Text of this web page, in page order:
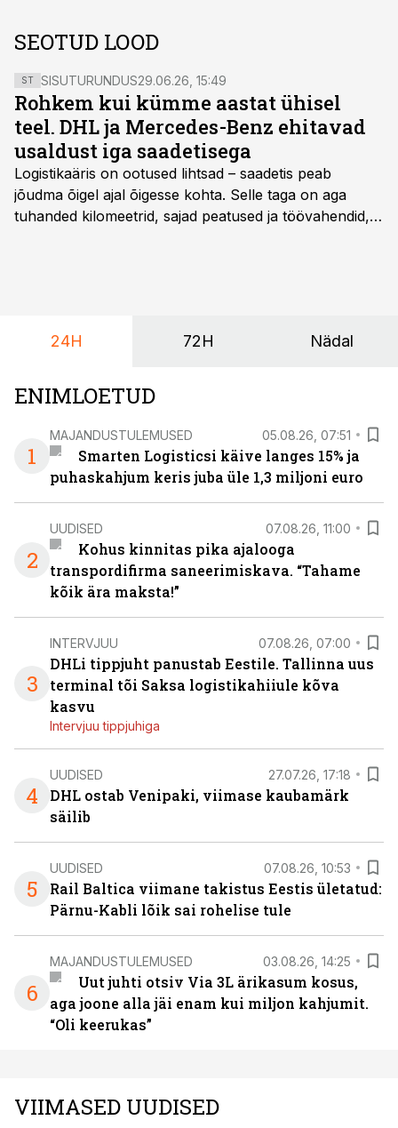
SEOTUD LOOD
ST SISUTURUNDUS29.06.26, 15:49
Rohkem kui kümme aastat ühisel
teel. DHL ja Mercedes-Benz ehitavad
usaldust iga saadetisega
Logistikaäris on ootused lihtsad – saadetis peab
jõudma õigel ajal õigesse kohta. Selle taga on aga
tuhanded kilomeetrid, sajad peatused ja töövahendid,
24H 72H Nädal
ENIMLOETUD
1
MAJANDUSTULEMUSED 05.08.26, 07:51
Smarten Logisticsi käive langes 15% ja
puhaskahjum keris juba üle 1,3 miljoni euro
2
UUDISED 07.08.26, 11:00
Kohus kinnitas pika ajalooga
transpordifirma saneerimiskava. “Tahame
kõik ära maksta!”
3
INTERVJUU 07.08.26, 07:00
DHLi tippjuht panustab Eestile. Tallinna uus
terminal tõi Saksa logistikahiiule kõva
kasvu
Intervjuu tippjuhiga
4
UUDISED 27.07.26, 17:18
DHL ostab Venipaki, viimase kaubamärk
säilib
5
UUDISED 07.08.26, 10:53
Rail Baltica viimane takistus Eestis ületatud:
Pärnu-Kabli lõik sai rohelise tule
6
MAJANDUSTULEMUSED 03.08.26, 14:25
Uut juhti otsiv Via 3L ärikasum kosus,
aga joone alla jäi enam kui miljon kahjumit.
“Oli keerukas”
VIIMASED UUDISED